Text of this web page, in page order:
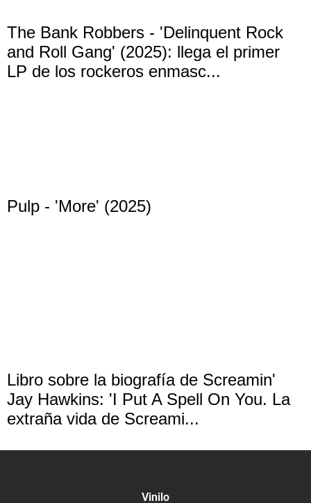
The Bank Robbers - 'Delinquent Rock
and Roll Gang' (2025): llega el primer
LP de los rockeros enmasc...
Pulp - 'More' (2025)
Libro sobre la biografía de Screamin'
Jay Hawkins: 'I Put A Spell On You. La
extraña vida de Screami...
Vinilo